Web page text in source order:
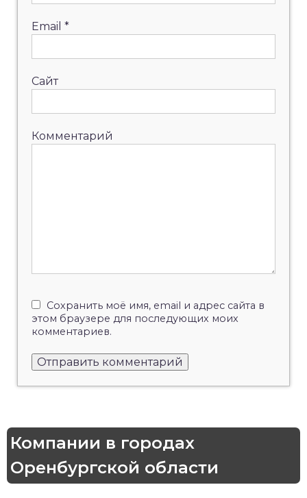
Email *
Сайт
Комментарий
Сохранить моё имя, email и адрес сайта в
этом браузере для последующих моих
комментариев.
Компании в городах
Оренбургской области